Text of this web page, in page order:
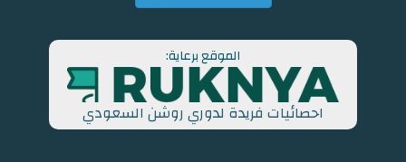
الموقع برعاية:
احصائيات فريدة لدوري روشن السعودي